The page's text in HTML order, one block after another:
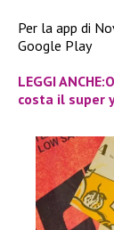
Per la app di
Google Play
LEGGI
costa il super